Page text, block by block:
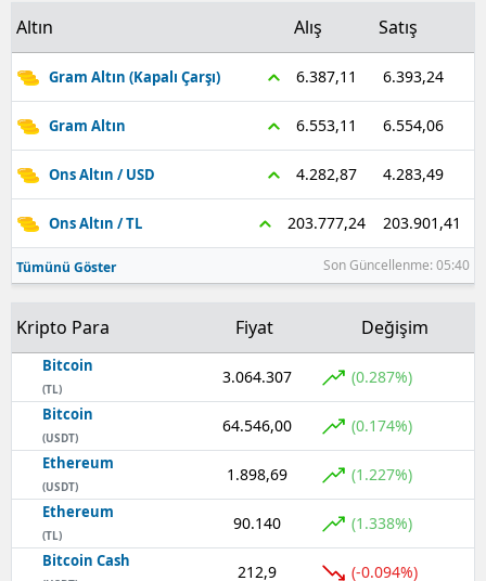
Altın Alış Satış
Gram Altın (Kapalı Çarşı) 6.387,11 6.393,24
Gram Altın 6.553,11 6.554,06
Ons Altın / USD 4.282,87 4.283,49
Ons Altın / TL 203.777,24 203.901,41
Tümünü Göster Son Güncellenme: 05:40
Kripto Para Fiyat Değişim
Bitcoin
(TL)
3.064.307 (0.287%)
Bitcoin
(USDT)
64.546,00 (0.174%)
Ethereum
(USDT)
1.898,69 (1.227%)
Ethereum
(TL)
90.140 (1.338%)
Bitcoin Cash
212,9 (-0.094%)